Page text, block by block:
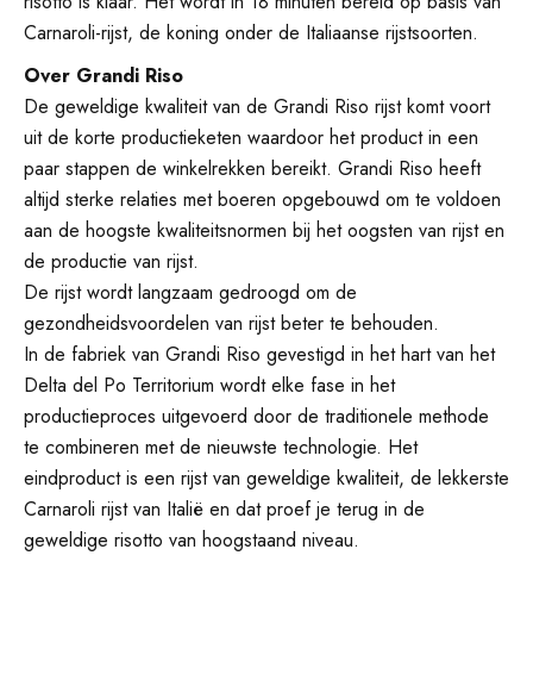
Carnaroli-rijst, de koning onder de Italiaanse rijstsoorten.
Over Grandi Riso
De geweldige kwaliteit van de Grandi Riso rijst komt voort
uit de korte productieketen waardoor het product in een
paar stappen de winkelrekken bereikt. Grandi Riso heeft
altijd sterke relaties met boeren opgebouwd om te voldoen
aan de hoogste kwaliteitsnormen bij het oogsten van rijst en
de productie van rijst.
De rijst wordt langzaam gedroogd om de
gezondheidsvoordelen van rijst beter te behouden.
In de fabriek van Grandi Riso gevestigd in het hart van het
Delta del Po Territorium wordt elke fase in het
productieproces uitgevoerd door de traditionele methode
te combineren met de nieuwste technologie. Het
eindproduct is een rijst van geweldige kwaliteit, de lekkerste
Carnaroli rijst van Italië en dat proef je terug in de
geweldige risotto van hoogstaand niveau.